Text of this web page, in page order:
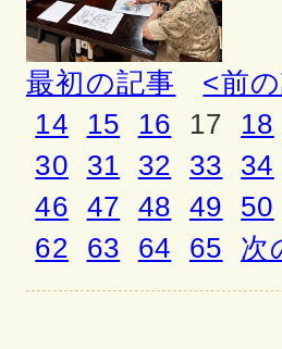
最初の記事
<前
14
15 16 17 18
30
31 32 33
34
46
47 48 49
50
62
63 64 65 次